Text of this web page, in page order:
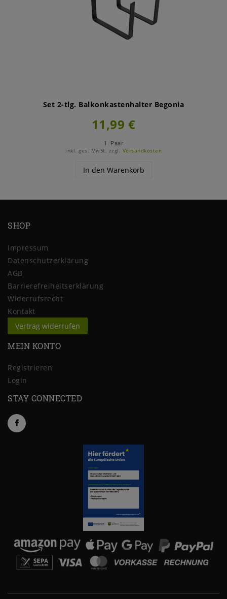
Set 2-tlg. Balkonkastenhalter Begonia
11,99 €
1 Paar
inkl. ges. MwSt. zzgl. Versandkosten
In den Warenkorb
SHOP
Impressum
Daten­schutz­erklärung
AGB
Barrierefreiheitserklärung
Widerrufs­recht
Kontakt
Vertrag widerrufen
MEIN KONTO
Registrieren
Login
STAY CONNECTED